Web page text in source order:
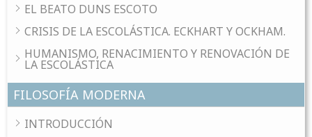
EL BEATO DUNS ESCOTO
CRISIS DE LA ESCOLÁSTICA. ECKHART Y OCKHAM.
HUMANISMO, RENACIMIENTO Y RENOVACIÓN DE
LA ESCOLÁSTICA
FILOSOFÍA MODERNA
INTRODUCCIÓN